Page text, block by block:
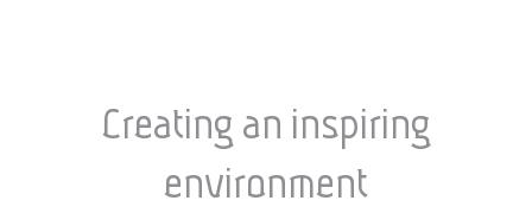
Creating an inspiring
environment